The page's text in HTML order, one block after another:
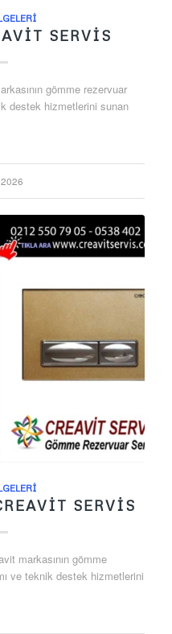
SERVIS
gömme rezervuar
destek hizmetlerini sunan
SERVIS
markasının gömme
ve teknik destek hizmetlerini